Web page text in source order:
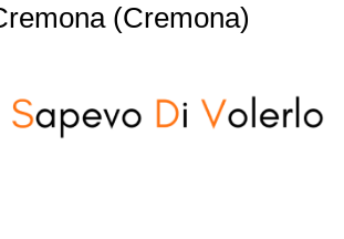
(Cremona)